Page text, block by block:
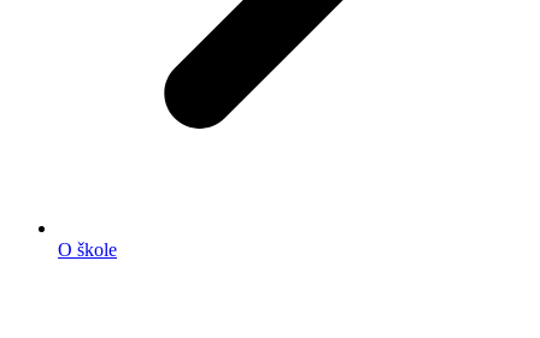
O škole